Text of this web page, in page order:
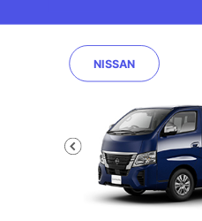
NISSAN